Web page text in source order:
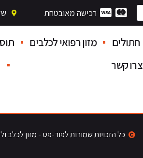
רכישה מאובטחת
חתולים מזון רפואי לכלבים
צרו קשר
כל הזכויות שמורות לפור-פט - מזון לכלב